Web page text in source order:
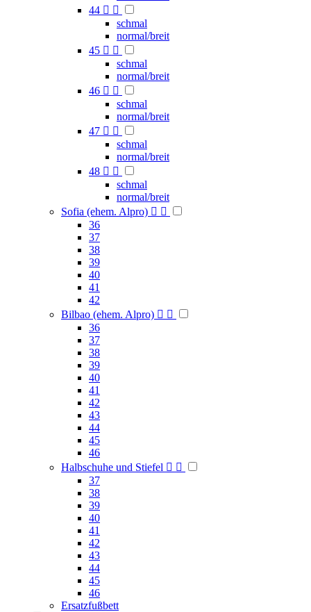
44  
schmal
normal/breit
45  
schmal
normal/breit
46  
schmal
normal/breit
47  
schmal
normal/breit
48  
schmal
normal/breit
Sofia (ehem. Alpro)  
36
37
38
39
40
41
42
Bilbao (ehem. Alpro)  
36
37
38
39
40
41
42
43
44
45
46
Halbschuhe und Stiefel  
37
38
39
40
41
42
43
44
45
46
Ersatzfußbett